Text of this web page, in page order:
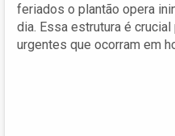
feriados o plantão opera
dia. Essa estrutura é
urgentes que ocorram em